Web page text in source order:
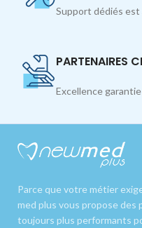
Support dédiés
PARTENAIRES
Excellence
Parce que votre métier
med plus vous propose des
toujours plus performants